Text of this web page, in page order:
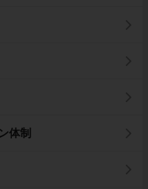
体制